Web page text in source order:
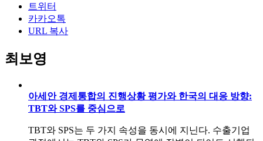
트위터
카카오톡
URL 복사
최보영
아세안 경제통합의 진행상황 평가와 한국의 대응 방향:
TBT와 SPS를 중심으로
TBT와 SPS는 두 가지 속성을 동시에 지닌다. 수출기업